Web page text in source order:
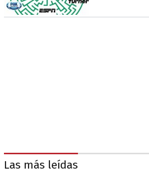
Las más leídas